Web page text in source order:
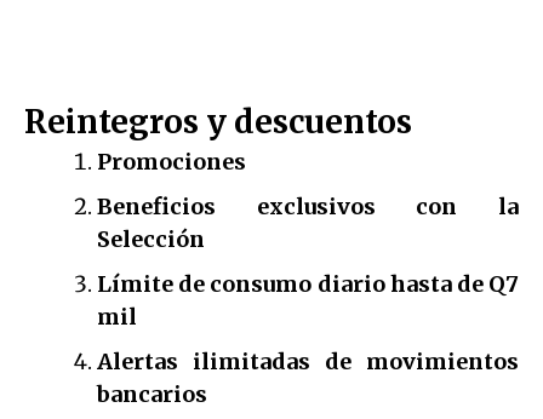
Reintegros y descuentos
Promociones
Beneficios exclusivos con la
Selección
Límite de consumo diario hasta de Q7
mil
Alertas ilimitadas de movimientos
bancarios